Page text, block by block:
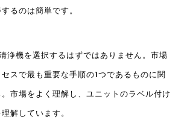
るのは簡単です。
浄機を選択するはずではありません。市場
スで最も重要な手順の1つであるものに関
市場をよく理解し、ユニットのラベル付け
解しています。